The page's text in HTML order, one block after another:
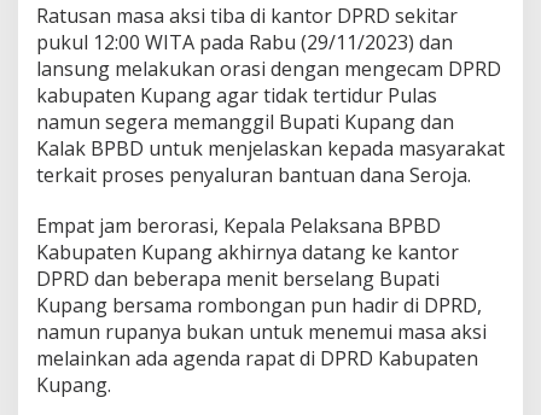
Ratusan masa aksi tiba di kantor DPRD sekitar
pukul 12:00 WITA pada Rabu (29/11/2023) dan
lansung melakukan orasi dengan mengecam DPRD
kabupaten Kupang agar tidak tertidur Pulas
namun segera memanggil Bupati Kupang dan
Kalak BPBD untuk menjelaskan kepada masyarakat
terkait proses penyaluran bantuan dana Seroja.
Empat jam berorasi, Kepala Pelaksana BPBD
Kabupaten Kupang akhirnya datang ke kantor
DPRD dan beberapa menit berselang Bupati
Kupang bersama rombongan pun hadir di DPRD,
namun rupanya bukan untuk menemui masa aksi
melainkan ada agenda rapat di DPRD Kabupaten
Kupang.